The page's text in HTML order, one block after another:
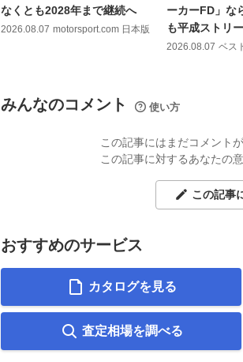
なくとも2028年まで継続へ
2026.08.07 motorsport.com 日本版
ーカーFD」な
も平成ストリ
2026.08.07 ベス
みんなのコメント 使い方
この記事にはまだコメント
この記事に対するあなたの
この記事
おすすめのサービス
カタログを見る
査定相場を調べる